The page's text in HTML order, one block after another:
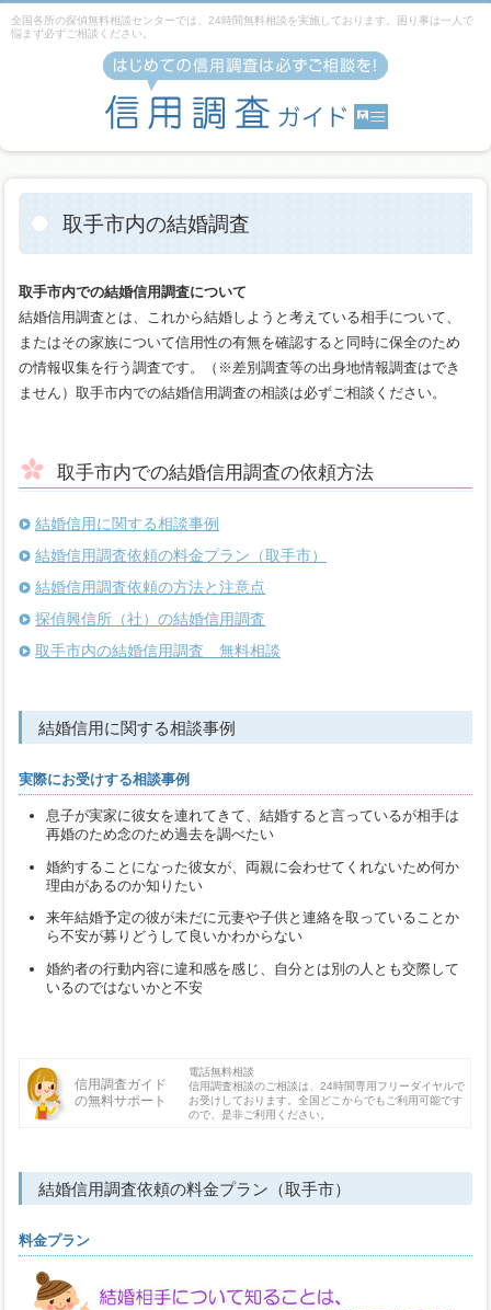
取手市内の結婚調査
取手市内での結婚信用調査について
結婚信用調査とは、これから結婚しようと考えている相手について、
またはその家族について信用性の有無を確認すると同時に保全のため
の情報収集を行う調査です。（※差別調査等の出身地情報調査はでき
ません）取手市内での結婚信用調査の相談は必ずご相談ください。
取手市内での結婚信用調査の依頼方法
結婚信用に関する相談事例
結婚信用調査依頼の料金プラン（取手市）
結婚信用調査依頼の方法と注意点
探偵興信所（社）の結婚信用調査
取手市内の結婚信用調査 無料相談
結婚信用に関する相談事例
実際にお受けする相談事例
息子が実家に彼女を連れてきて、結婚すると言っているが相手は
再婚のため念のため過去を調べたい
婚約することになった彼女が、両親に会わせてくれないため何か
理由があるのか知りたい
来年結婚予定の彼が未だに元妻や子供と連絡を取っていることか
ら不安が募りどうして良いかわからない
婚約者の行動内容に違和感を感じ、自分とは別の人とも交際して
いるのではないかと不安
信用調査ガイド
の無料サポート
電話無料相談
信用調査相談のご相談は、24時間専用フリーダイヤルで
お受けしております。全国どこからでもご利用可能です
ので、是非ご利用ください。
結婚信用調査依頼の料金プラン（取手市）
料金プラン
全国各所の探偵無料相談センターでは、24時間無料相談を実施しております。困り事は一人で
悩まず必ずご相談ください。